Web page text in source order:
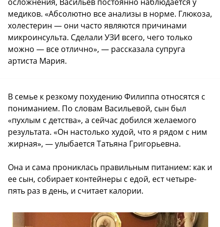
медиков. «Абсолютно все анализы в норме. Глюкоза,
холестерин — они часто являются причинами
микроинсульта. Сделали УЗИ всего, чего только
можно — все отлично», — рассказала супруга
артиста Мария.
В семье к резкому похудению Филиппа относятся с
пониманием. По словам Васильевой, сын был
«пухлым с детства», а сейчас добился желаемого
результата. «Он настолько худой, что я рядом с ним
жирная», — улыбается Татьяна Григорьевна.
Она и сама прониклась правильным питанием: как и
ее сын, собирает контейнеры с едой, ест четыре-
пять раз в день, и считает калории.